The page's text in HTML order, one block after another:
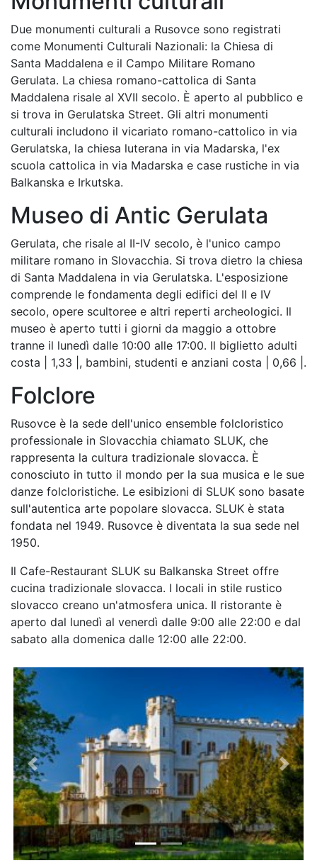
Due monumenti culturali a Rusovce sono registrati
come Monumenti Culturali Nazionali: la Chiesa di
Santa Maddalena e il Campo Militare Romano
Gerulata. La chiesa romano-cattolica di Santa
Maddalena risale al XVII secolo. È aperto al pubblico e
si trova in Gerulatska Street. Gli altri monumenti
culturali includono il vicariato romano-cattolico in via
Gerulatska, la chiesa luterana in via Madarska, l'ex
scuola cattolica in via Madarska e case rustiche in via
Balkanska e Irkutska.
Museo di Antic Gerulata
Gerulata, che risale al II-IV secolo, è l'unico campo
militare romano in Slovacchia. Si trova dietro la chiesa
di Santa Maddalena in via Gerulatska. L'esposizione
comprende le fondamenta degli edifici del II e IV
secolo, opere scultoree e altri reperti archeologici. Il
museo è aperto tutti i giorni da maggio a ottobre
tranne il lunedì dalle 10:00 alle 17:00. Il biglietto adulti
costa | 1,33 |, bambini, studenti e anziani costa | 0,66 |.
Folclore
Rusovce è la sede dell'unico ensemble folcloristico
professionale in Slovacchia chiamato SLUK, che
rappresenta la cultura tradizionale slovacca. È
conosciuto in tutto il mondo per la sua musica e le sue
danze folcloristiche. Le esibizioni di SLUK sono basate
sull'autentica arte popolare slovacca. SLUK è stata
fondata nel 1949. Rusovce è diventata la sua sede nel
1950.
Il Cafe-Restaurant SLUK su Balkanska Street offre
cucina tradizionale slovacca. I locali in stile rustico
slovacco creano un'atmosfera unica. Il ristorante è
aperto dal lunedì al venerdì dalle 9:00 alle 22:00 e dal
sabato alla domenica dalle 12:00 alle 22:00.
Previous Next